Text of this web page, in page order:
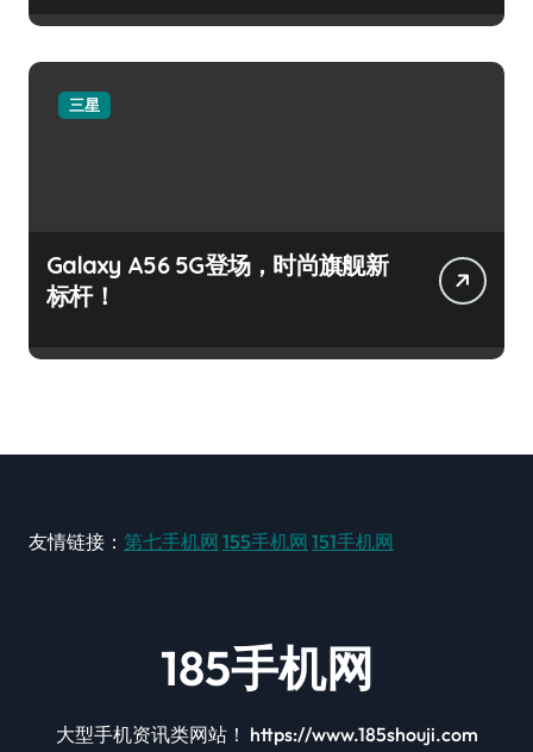
三星
Galaxy A56 5G登场，时尚旗舰新
标杆！
友情链接： 第七手机网 155手机网 151手机网
185手机网
大型手机资讯类网站！ https://www.185shouji.com